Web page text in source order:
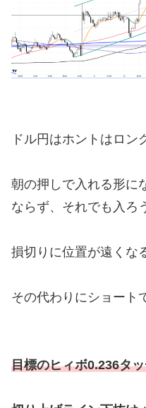
ドル円はホントはロン
朝の押しで入れる形に
ならず、それでも入ろ
損切りに位置が遠くな
その代わりにショート
目標のヒィボ0.236タ